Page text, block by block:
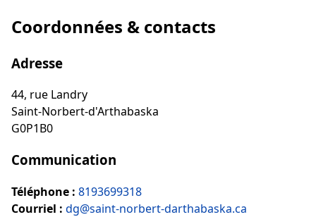
Coordonnées & contacts
Adresse
44, rue Landry
Saint-Norbert-d'Arthabaska
G0P1B0
Communication
Téléphone : 8193699318
Courriel : dg@saint-norbert-darthabaska.ca